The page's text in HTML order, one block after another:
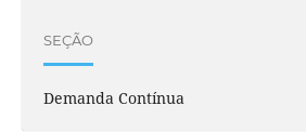
SEÇÃO
Demanda Contínua